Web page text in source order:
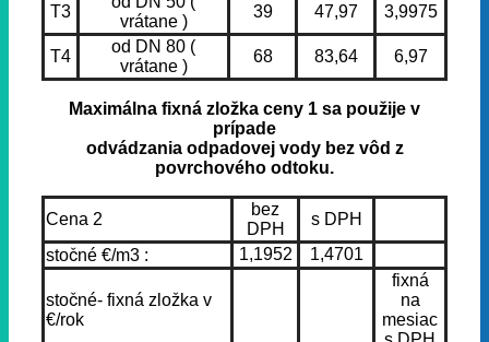
T3
vrátane )
39 47,97 3,9975
T4
od DN 80 (
vrátane )
68 83,64 6,97
Maximálna fixná zložka ceny 1 sa použije v
prípade
odvádzania odpadovej vody bez vôd z
povrchového odtoku.
Cena 2
bez
DPH
s DPH
stočné €/m3 :
1,1952 1,4701
stočné- fixná zložka v
€/rok
fixná
na
mesiac